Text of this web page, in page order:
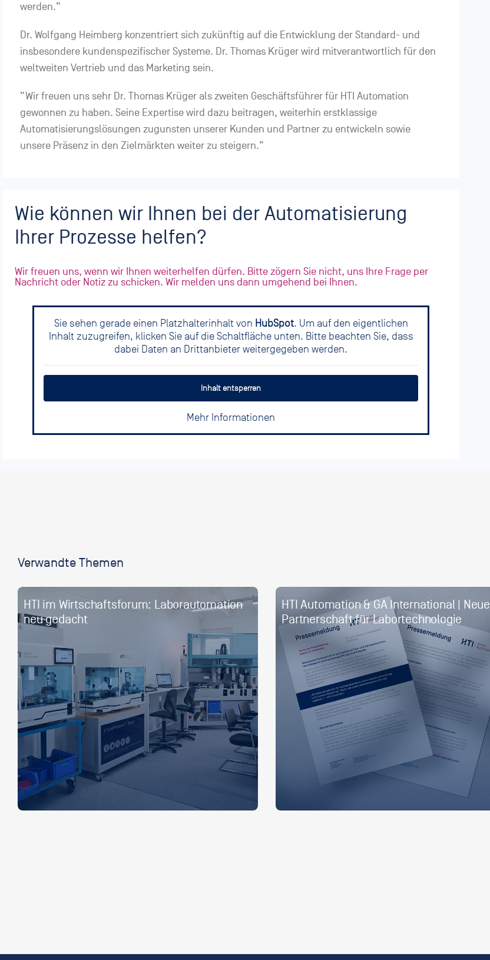
werden.”
Dr. Wolfgang Heimberg konzentriert sich zukünftig auf die Entwicklung der Standard- und
insbesondere kundenspezifischer Systeme. Dr. Thomas Krüger wird mitverantwortlich für den
weltweiten Vertrieb und das Marketing sein.
”Wir freuen uns sehr Dr. Thomas Krüger als zweiten Geschäftsführer für HTI Automation
gewonnen zu haben. Seine Expertise wird dazu beitragen, weiterhin erstklassige
Automatisierungslösungen zugunsten unserer Kunden und Partner zu entwickeln sowie
unsere Präsenz in den Zielmärkten weiter zu steigern.”
Wie können wir Ihnen bei der Automatisierung
Ihrer Prozesse helfen?
Wir freuen uns, wenn wir Ihnen weiterhelfen dürfen. Bitte zögern Sie nicht, uns Ihre Frage per
Nachricht oder Notiz zu schicken. Wir melden uns dann umgehend bei Ihnen.
Sie sehen gerade einen Platzhalterinhalt von HubSpot. Um auf den eigentlichen
Inhalt zuzugreifen, klicken Sie auf die Schaltfläche unten. Bitte beachten Sie, dass
dabei Daten an Drittanbieter weitergegeben werden.
Inhalt entsperren
Mehr Informationen
Verwandte Themen
HTI im Wirtschaftsforum: Laborautomation
neu gedacht
HTI Automation & GA International | Neue
Partnerschaft für Labortechnologie